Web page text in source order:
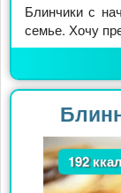
Блинчики с
семье. Хочу
192